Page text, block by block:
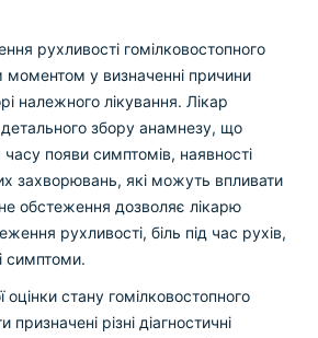
рухливості гомілковостопного
моментом у визначенні причини
належного лікування. Лікар
збору анамнезу, що
появи симптомів, наявності
захворювань, які можуть впливати
обстеження дозволяє лікарю
рухливості, біль під час рухів,
симптоми.
оцінки стану гомілковостопного
різні діагностичні